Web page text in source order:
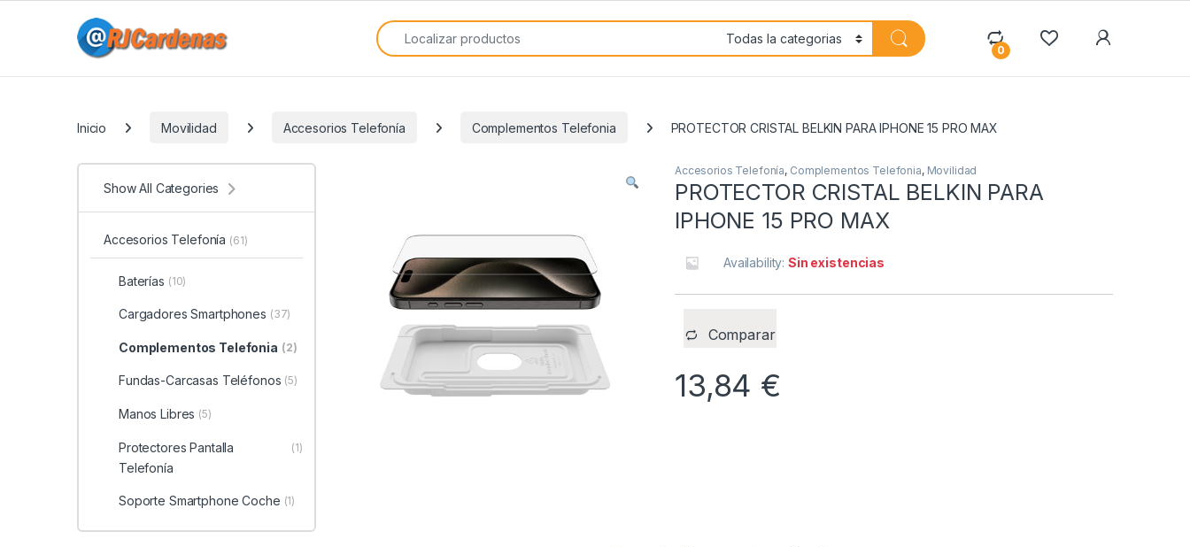
Search for:
0
Inicio Movilidad Accesorios Telefonía Complementos Telefonia PROTECTOR CRISTAL BELKIN PARA IPHONE 15 PRO MAX
Accesorios Telefonía, Complementos Telefonia, Movilidad
PROTECTOR CRISTAL BELKIN PARA
IPHONE 15 PRO MAX
Availability:Sin existencias
Comparar
13,84 €
Show All Categories
Accesorios Telefonía (61)
Baterías (10)
Cargadores Smartphones (37)
Complementos Telefonia (2)
Fundas-Carcasas Teléfonos (5)
Manos Libres (5)
Protectores Pantalla
Telefonía
(1)
Soporte Smartphone Coche (1)